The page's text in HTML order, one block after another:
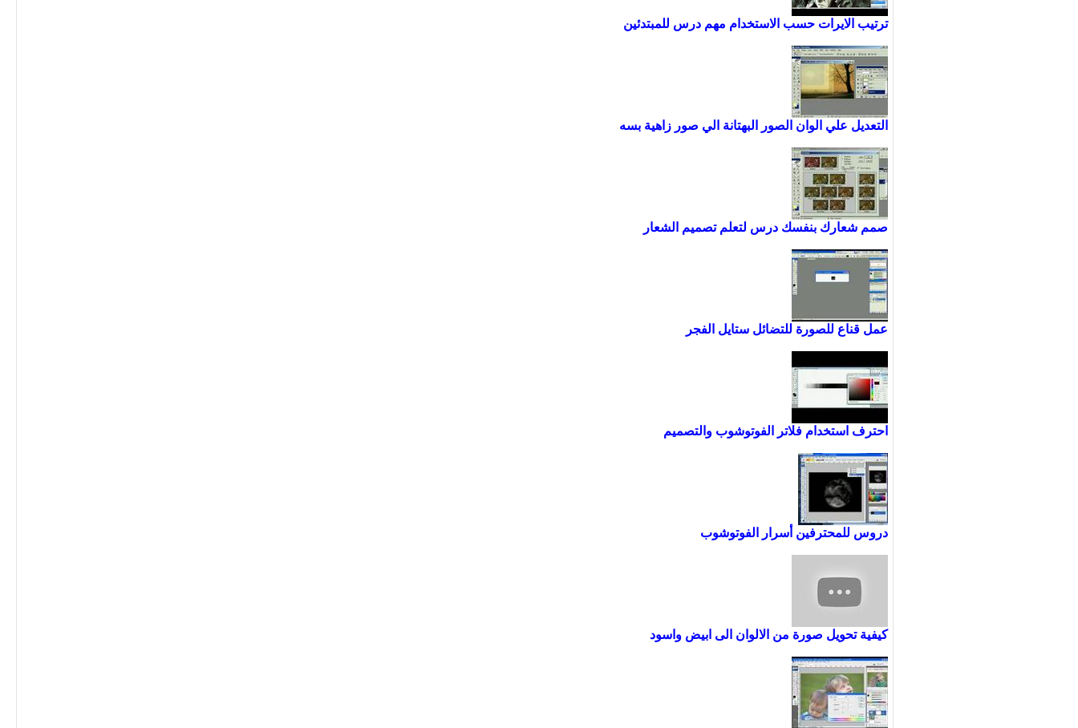
ترتيب الايرات حسب الاستخدام مهم درس للمبتدئين
التعديل علي الوان الصور البهتانة الي صور زاهية بسه
صمم شعارك بنفسك درس لتعلم تصميم الشعار
عمل قناع للصورة للتضائل ستايل الفجر
احترف استخدام فلاتر الفوتوشوب والتصميم
دروس للمحترفين أسرار الفوتوشوب
كيفية تحويل صورة من الالوان الى ابيض واسود